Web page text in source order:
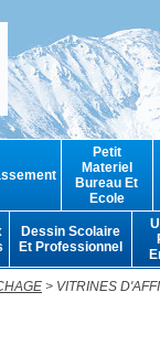
Petit
Materiel
Bureau Et
Ecole
Dessin Scolaire
Et Professionnel
> VITRINES